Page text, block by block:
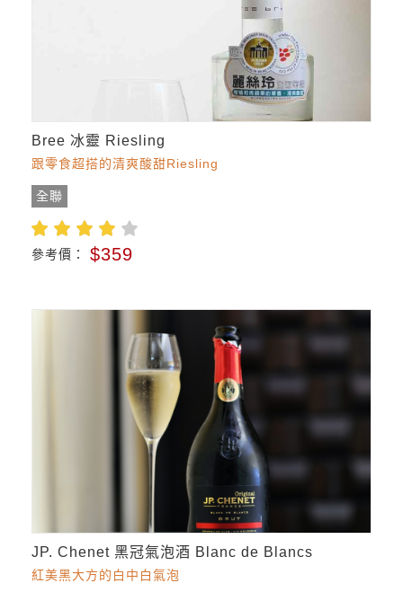
Bree 冰靈 Riesling
跟零食超搭的清爽酸甜Riesling
全聯
參考價： $359
JP. Chenet 黑冠氣泡酒 Blanc de Blancs
紅美黑大方的白中白氣泡